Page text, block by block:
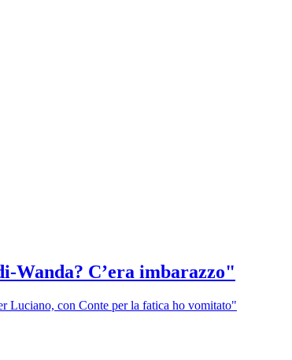
Wanda? C’era imbarazzo"
Luciano, con Conte per la fatica ho vomitato"